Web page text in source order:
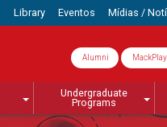
Library Eventos Mídias /
Alumni MackPlay
Undergraduate
Programs